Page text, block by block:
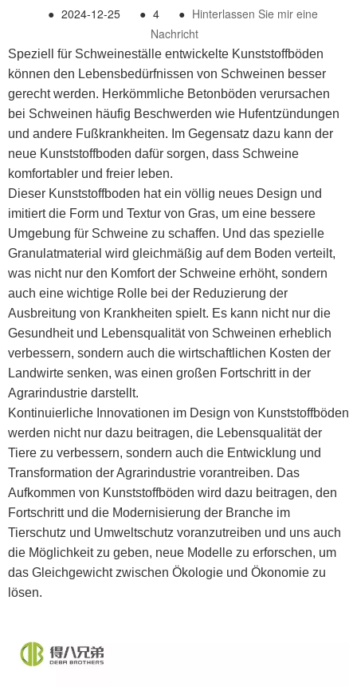
● 2024-12-25 ● 4 ● Hinterlassen Sie mir eine
Nachricht
Speziell für Schweineställe entwickelte Kunststoffböden
können den Lebensbedürfnissen von Schweinen besser
gerecht werden. Herkömmliche Betonböden verursachen
bei Schweinen häufig Beschwerden wie Hufentzündungen
und andere Fußkrankheiten. Im Gegensatz dazu kann der
neue Kunststoffboden dafür sorgen, dass Schweine
komfortabler und freier leben.
Dieser Kunststoffboden hat ein völlig neues Design und
imitiert die Form und Textur von Gras, um eine bessere
Umgebung für Schweine zu schaffen. Und das spezielle
Granulatmaterial wird gleichmäßig auf dem Boden verteilt,
was nicht nur den Komfort der Schweine erhöht, sondern
auch eine wichtige Rolle bei der Reduzierung der
Ausbreitung von Krankheiten spielt. Es kann nicht nur die
Gesundheit und Lebensqualität von Schweinen erheblich
verbessern, sondern auch die wirtschaftlichen Kosten der
Landwirte senken, was einen großen Fortschritt in der
Agrarindustrie darstellt.
Kontinuierliche Innovationen im Design von Kunststoffböden
werden nicht nur dazu beitragen, die Lebensqualität der
Tiere zu verbessern, sondern auch die Entwicklung und
Transformation der Agrarindustrie vorantreiben. Das
Aufkommen von Kunststoffböden wird dazu beitragen, den
Fortschritt und die Modernisierung der Branche im
Tierschutz und Umweltschutz voranzutreiben und uns auch
die Möglichkeit zu geben, neue Modelle zu erforschen, um
das Gleichgewicht zwischen Ökologie und Ökonomie zu
lösen.